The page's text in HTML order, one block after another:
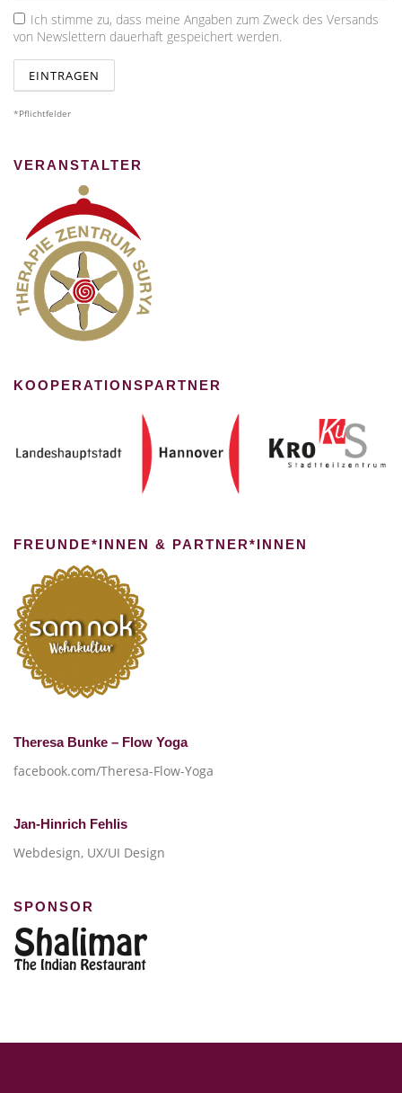
Ich stimme zu, dass meine Angaben zum Zweck des Versands
von Newslettern dauerhaft gespeichert werden.
*Pflichtfelder
VERANSTALTER
KOOPERATIONSPARTNER
FREUNDE*INNEN & PARTNER*INNEN
Theresa Bunke – Flow Yoga
facebook.com/Theresa-Flow-Yoga
Jan-Hinrich Fehlis
Webdesign, UX/UI Design
SPONSOR